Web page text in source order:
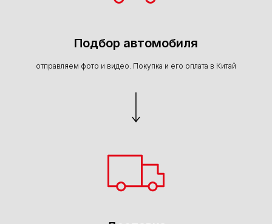
Подбор автомобиля
отправляем фото и видео. Покупка и его оплата в Китай